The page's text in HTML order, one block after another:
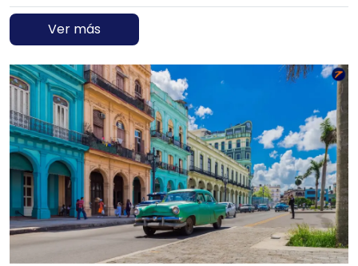
Ver más